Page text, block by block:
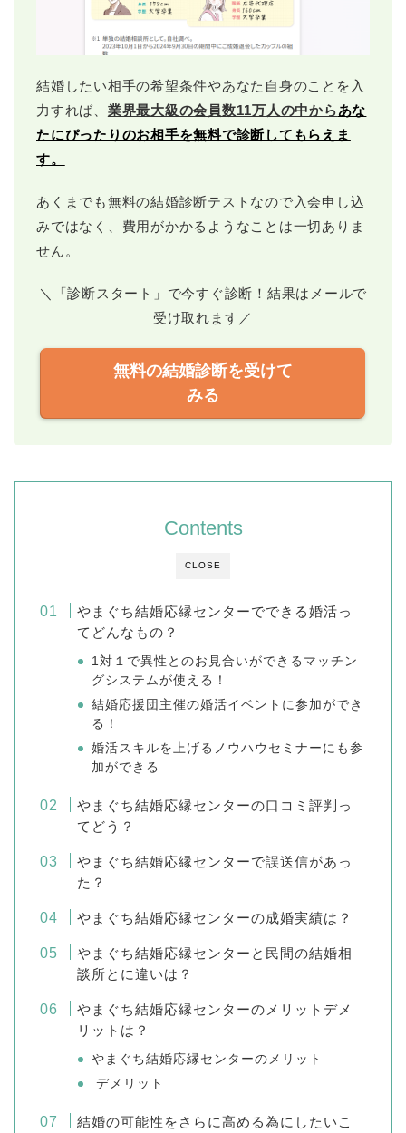
結婚したい相手の希望条件やあなた自身のことを入
力すれば、 業界最大級の会員数11万人の中からあな
たにぴったりのお相手を無料で診断してもらえま
す。
あくまでも無料の結婚診断テストなので入会申し込
みではなく、費用がかかるようなことは一切ありま
せん。
＼「診断スタート」で今すぐ診断！結果はメールで
受け取れます／
無料の結婚診断を受けて
みる
CLOSE
Contents
やまぐち結婚応縁センターでできる婚活っ
てどんなもの？
1対１で異性とのお見合いができるマッチン
グシステムが使える！
結婚応援団主催の婚活イベントに参加ができ
る！
婚活スキルを上げるノウハウセミナーにも参
加ができる
やまぐち結婚応縁センターの口コミ評判っ
てどう？
やまぐち結婚応縁センターで誤送信があっ
た？
やまぐち結婚応縁センターの成婚実績は？
やまぐち結婚応縁センターと民間の結婚相
談所とに違いは？
やまぐち結婚応縁センターのメリットデメ
リットは？
やまぐち結婚応縁センターのメリット
デメリット
結婚の可能性をさらに高める為にしたいこ